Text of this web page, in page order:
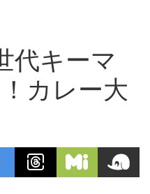
代キーマ
カレー大